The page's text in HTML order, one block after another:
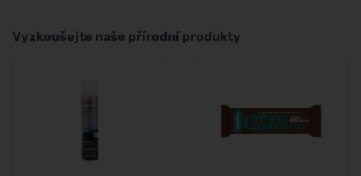
Vyzkoušejte naše přírodní produkty